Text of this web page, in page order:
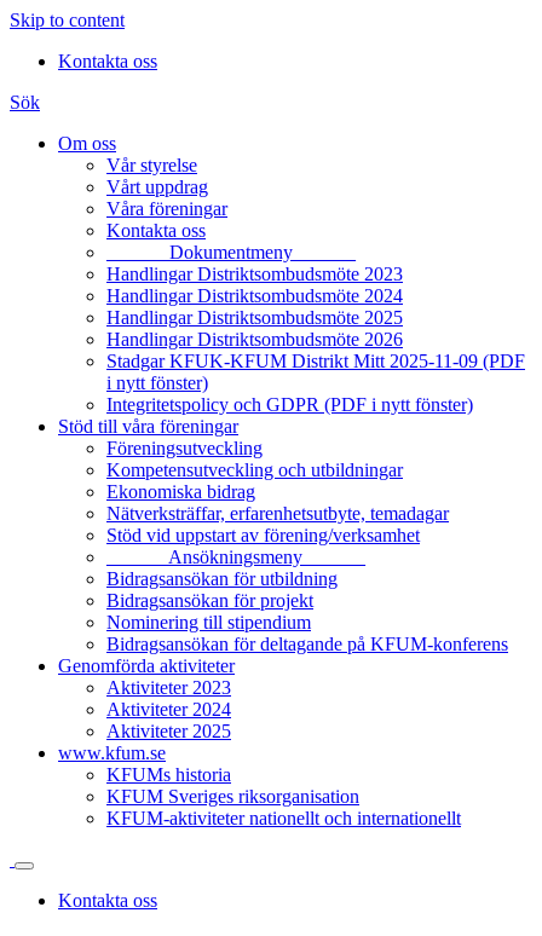
Skip to content
Kontakta oss
Sök
Om oss
Vår styrelse
Vårt uppdrag
Våra föreningar
Kontakta oss
______ Dokumentmeny ______
Handlingar Distriktsombudsmöte 2023
Handlingar Distriktsombudsmöte 2024
Handlingar Distriktsombudsmöte 2025
Handlingar Distriktsombudsmöte 2026
Stadgar KFUK-KFUM Distrikt Mitt 2025-11-09 (PDF
i nytt fönster)
Integritetspolicy och GDPR (PDF i nytt fönster)
Stöd till våra föreningar
Föreningsutveckling
Kompetensutveckling och utbildningar
Ekonomiska bidrag
Nätverksträffar, erfarenhetsutbyte, temadagar
Stöd vid uppstart av förening/verksamhet
______ Ansökningsmeny ______
Bidragsansökan för utbildning
Bidragsansökan för projekt
Nominering till stipendium
Bidragsansökan för deltagande på KFUM-konferens
Genomförda aktiviteter
Aktiviteter 2023
Aktiviteter 2024
Aktiviteter 2025
www.kfum.se
KFUMs historia
KFUM Sveriges riksorganisation
KFUM-aktiviteter nationellt och internationellt
Kontakta oss